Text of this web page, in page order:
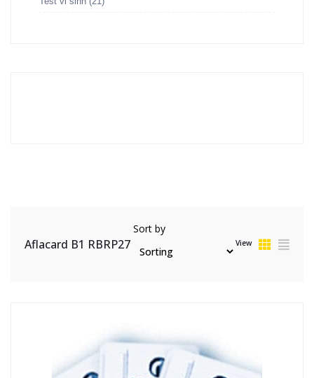
Aflacard B1 RBRP27
Sort by
View